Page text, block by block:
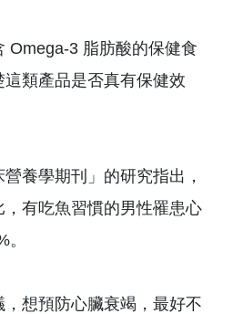
Omega-3 脂肪酸的保健食
類產品是否真有保健效
養學期刊」的研究指出，
有吃魚習慣的男性罹患心
想預防心臟衰竭，最好不